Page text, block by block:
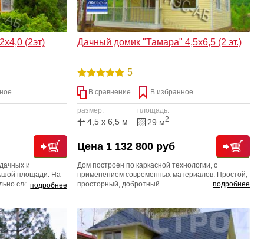
(2эт)
подробнее
и
площади. На
сложно найти
немного
Дачный домик "Тамара" 4,5х6,5 (2 эт.)
5
В сравнение В избранное
размер:
4,5 x 6,5 м
площадь:
29 м2
Цена 1 132 800 руб
подробнее
Дом построен по каркасной технологии, с
применением современных материалов. Простой,
просторный, добротный.